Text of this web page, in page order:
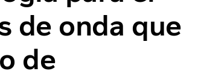
de onda que
de